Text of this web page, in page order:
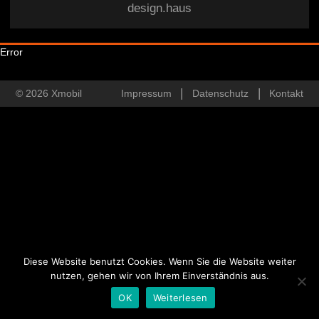
design.haus
Error
© 2026 Xmobil Impressum Datenschutz Kontakt
Diese Website benutzt Cookies. Wenn Sie die Website weiter
nutzen, gehen wir von Ihrem Einverständnis aus.
OK
Weiterlesen